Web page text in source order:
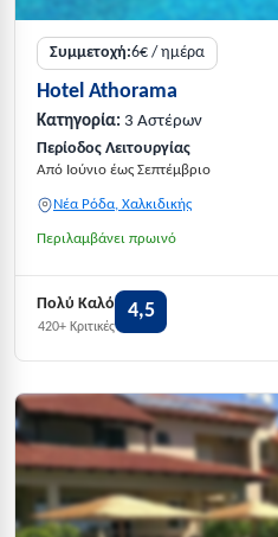
Συμμετοχή:6€ / ημέρα
Hotel Athorama
Κατηγορία: 3 Αστέρων
Περίοδος Λειτουργίας
Από Ιούνιο έως Σεπτέμβριο
Νέα Ρόδα, Χαλκιδικής
Περιλαμβάνει πρωινό
Πολύ Καλό
420+ Κριτικές
4,5